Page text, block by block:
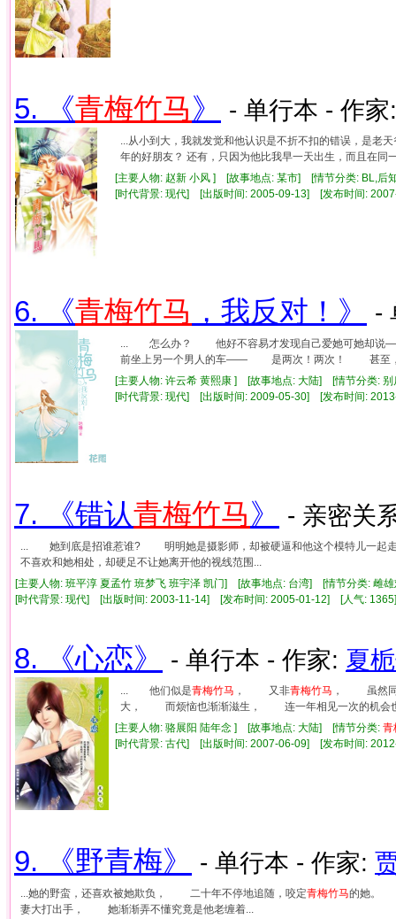
5. 《青梅竹马》 - 单行本 - 作
...从小到大，我就发觉和他认识是不折不扣的错误，是老
年的好朋友？ 还有，只因为他比我早一天出生，而且在同
[主要人物: 赵新 小风 ] [故事地点: 某市] [情节分类: BL,
[时代背景: 现代] [出版时间: 2005-09-13] [发布时间:
6. 《青梅竹马 ，我反对！》 -
... 怎么办？ 他好不容易才发现自己爱她可她却
前坐上另一个男人的车—— 是两次！两次！ 甚至，
[主要人物: 许云希 黄熙康 ] [故事地点: 大陆] [情节分类:
[时代背景: 现代] [出版时间: 2009-05-30] [发布时间:
7. 《错认青梅竹马》 - 亲密关
... 她到底是招谁惹谁? 明明她是摄影师，却被硬逼和他这个模特儿
不喜欢和她相处，却硬足不让她离开他的视线范围...
[主要人物: 班平淳 夏孟竹 班梦飞 班宇泽 凯门] [故事地点: 台湾] [情节分类: 雌
[时代背景: 现代] [出版时间: 2003-11-14] [发布时间: 2005-01-12] [人气:
8. 《心恋》 - 单行本 - 作家: 夏
... 他们似是青梅竹马 ， 又非青梅竹马 ， 虽然同
大， 而烦恼也渐渐滋生， 连一年相见一次的机会
[主要人物: 骆展阳 陆年念 ] [故事地点: 大陆] [情节分类: 青
[时代背景: 古代] [出版时间: 2007-06-09] [发布时间:
9. 《野青梅》 - 单行本 - 作家:
...她的野蛮，还喜欢被她欺负， 二十年不停地追随，咬定青梅竹马的她。
妻大打出手， 她渐渐弄不懂究竟是他老缠着...